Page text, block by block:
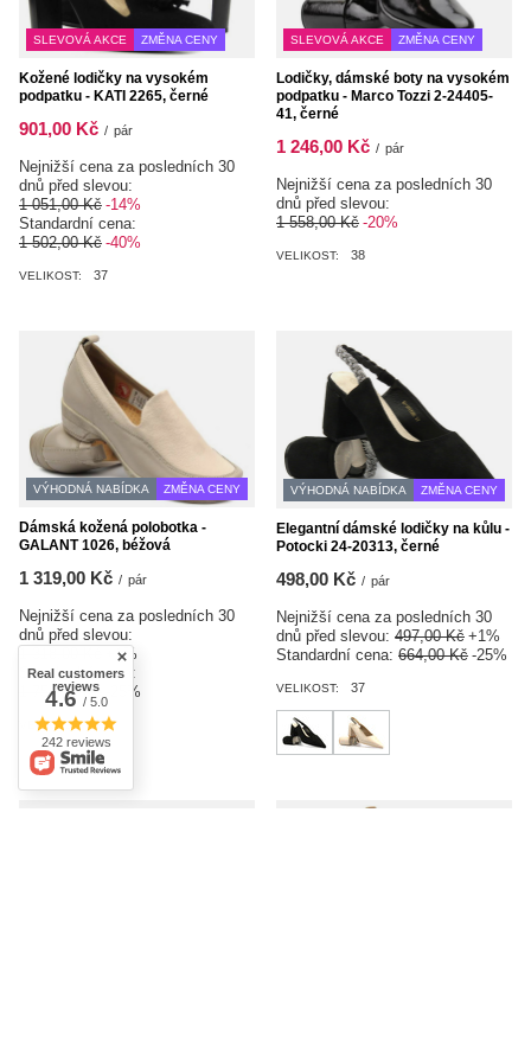
SLEVOVÁ AKCE ZMĚNA CENY
Kožené lodičky na vysokém
podpatku - KATI 2265, černé
901,00 Kč / pár
Nejnižší cena za posledních 30
dnů před slevou:
1 051,00 Kč -14%
Standardní cena:
1 502,00 Kč -40%
VELIKOST: 37
SLEVOVÁ AKCE ZMĚNA CENY
Lodičky, dámské boty na vysokém
podpatku - Marco Tozzi 2-24405-
41, černé
1 246,00 Kč / pár
Nejnižší cena za posledních 30
dnů před slevou:
1 558,00 Kč -20%
VELIKOST: 38
VÝHODNÁ NABÍDKA ZMĚNA CENY
Dámská kožená polobotka -
GALANT 1026, béžová
1 319,00 Kč / pár
Nejnižší cena za posledních 30
dnů před slevou:
+1%
Standardní cena:
1 759,00 Kč
-25%
VELIKOST: 40
VÝHODNÁ NABÍDKA ZMĚNA CENY
Elegantní dámské lodičky na kůlu -
Potocki 24-20313, černé
498,00 Kč / pár
Nejnižší cena za posledních 30
dnů před slevou: 497,00 Kč +1%
Standardní cena: 664,00 Kč -25%
VELIKOST: 37
Real customers
reviews
4.6/ 5.0
242 reviews